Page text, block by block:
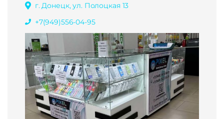
г. Донецк, ул. Полоцкая 13
+7(949)556-04-95